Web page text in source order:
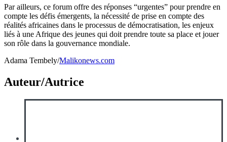
Par ailleurs, ce forum offre des réponses “urgentes” pour prendre en
compte les défis émergents, la nécessité de prise en compte des
réalités africaines dans le processus de démocratisation, les enjeux
liés à une Afrique des jeunes qui doit prendre toute sa place et jouer
son rôle dans la gouvernance mondiale.
Adama Tembely/Malikonews.com
Auteur/Autrice